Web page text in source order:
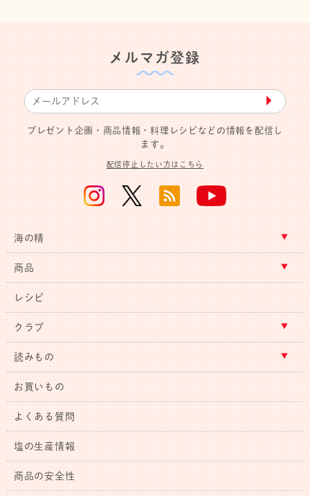
メルマガ登録
▶︎
プレゼント企画・商品情報・料理レシピなどの情報を配信し
ます。
配信停止したい方はこちら
海の精
商品
レシピ
クラブ
読みもの
お買いもの
よくある質問
塩の生産情報
商品の安全性